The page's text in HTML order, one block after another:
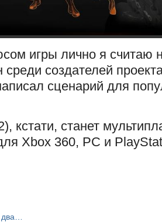
игры лично я считаю
создателей
сценарий для
кстати, станет
Xbox 360, PC и